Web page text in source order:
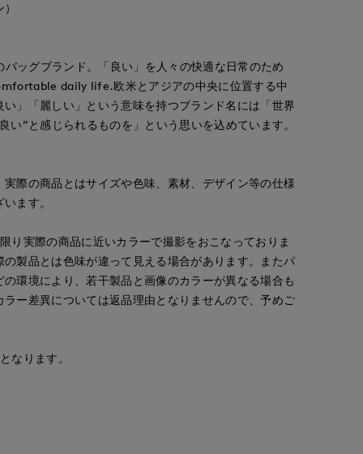
バッグブランド。「良い」を人々の快適な日常のため
daily life.欧米とアジアの中央に位置する中
」「麗しい」という意味を持つブランド名には「世界
い”と感じられるものを」という思いを込めています。
際の商品とはサイズや色味、素材、デザイン等の仕様
ます。
り実際の商品に近いカラーで撮影をおこなっておりま
製品とは色味が違って見える場合があります。またパ
環境により、若干製品と画像のカラーが異なる場合も
ラー差異については返品理由となりませんので、予めご
なります。